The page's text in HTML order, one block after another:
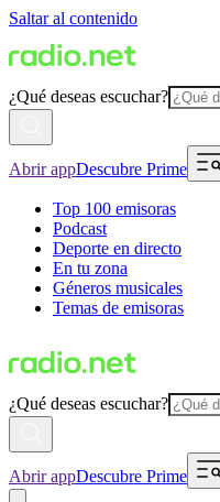
Saltar al contenido
¿Qué deseas escuchar?
Abrir appDescubre Prime
Top 100 emisoras
Podcast
Deporte en directo
En tu zona
Géneros musicales
Temas de emisoras
¿Qué deseas escuchar?
Abrir appDescubre Prime